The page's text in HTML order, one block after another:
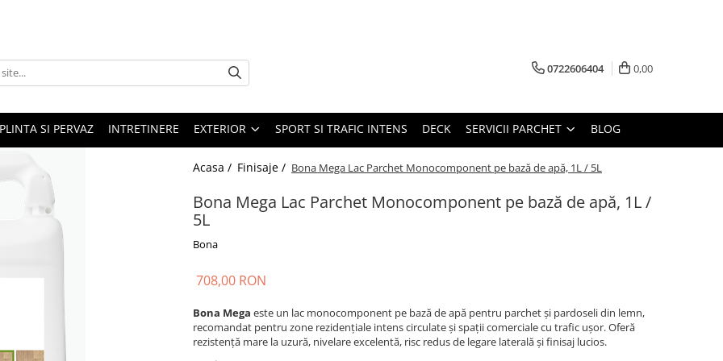
0722606404 0,00
PLINTA SI PERVAZ INTRETINERE EXTERIOR SPORT SI TRAFIC INTENS DECK SERVICII PARCHET BLOG
Acasa / Finisaje / Bona Mega Lac Parchet Monocomponent pe bază de apă, 1L / 5L
Bona Mega Lac Parchet Monocomponent pe bază de apă, 1L /
5L
Bona
708,00 RON
Bona Mega este un lac monocomponent pe bază de apă pentru parchet și pardoseli din lemn,
recomandat pentru zone rezidențiale intens circulate și spații comerciale cu trafic ușor. Oferă
rezistență mare la uzură, nivelare excelentă, risc redus de legare laterală și finisaj lucios.